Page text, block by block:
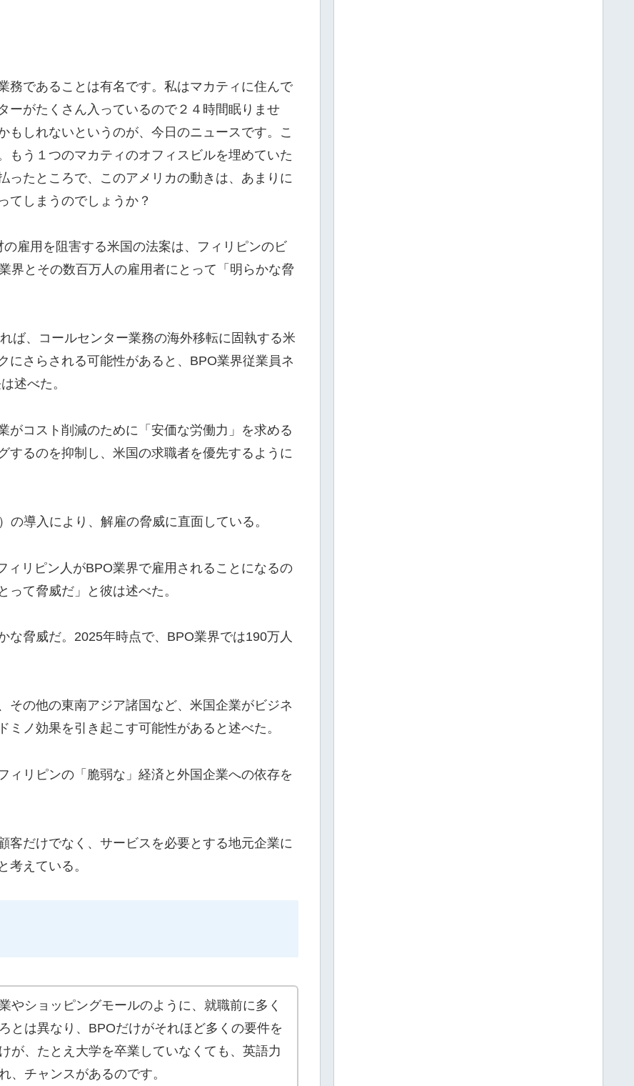
務であることは有名です。私はマカティに住んで
ーがたくさん入っているので２４時間眠りませ
しれないというのが、今日のニュースです。こ
もう１つのマカティのオフィスビルを埋めていた
ったところで、このアメリカの動きは、あまりに
てしまうのでしょうか？
雇用を阻害する米国の法案は、フィリピンのビ
界とその数百万人の雇用者にとって「明らかな脅
ば、コールセンター業務の海外移転に固執する米
にさらされる可能性があると、BPO業界従業員ネ
述べた。
がコスト削減のために「安価な労働力」を求める
するのを抑制し、米国の求職者を優先するように
導入により、解雇の脅威に直面している。
ィリピン人がBPO業界で雇用されることになるの
て脅威だ」と彼は述べた。
な脅威だ。2025年時点で、BPO業界では190万人
その他の東南アジア諸国など、米国企業がビジネ
ノ効果を引き起こす可能性があると述べた。
ィリピンの「脆弱な」経済と外国企業への依存を
客だけでなく、サービスを必要とする地元企業に
考えている。
やショッピングモールのように、就職前に多く
とは異なり、BPOだけがそれほど多くの要件を
が、たとえ大学を卒業していなくても、英語力
、チャンスがあるのです。